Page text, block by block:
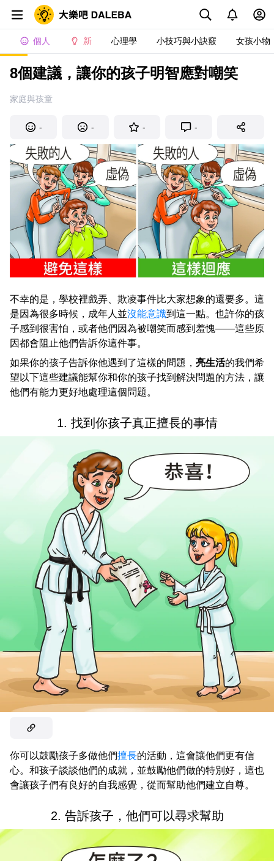
個人 新 心理學 小技巧與小訣竅 女孩小物
8個建議，讓你的孩子明智應對嘲笑
家庭與孩童
- - - -
不幸的是，學校裡戲弄、欺凌事件比大家想象的還要多。這
是因為很多時候，成年人並沒能意識到這一點。也許你的孩
子感到很害怕，或者他們因為被嘲笑而感到羞愧——這些原
因都會阻止他們告訴你這件事。
如果你的孩子告訴你他遇到了這樣的問題， 亮生活的我們希
望以下這些建議能幫你和你的孩子找到解決問題的方法，讓
他們有能力更好地處理這個問題。
1. 找到你孩子真正擅長的事情
你可以鼓勵孩子多做他們擅長的活動，這會讓他們更有信
心。和孩子談談他們的成就，並鼓勵他們做的特別好，這也
會讓孩子們有良好的自我感覺，從而幫助他們建立自尊。
2. 告訴孩子，他們可以尋求幫助